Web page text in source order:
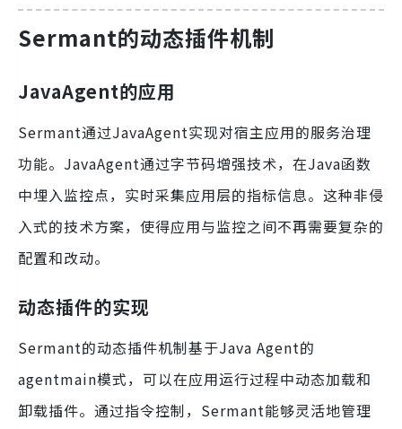
Sermant的动态插件机制
JavaAgent的应用
Sermant通过JavaAgent实现对宿主应用的服务治理
功能。JavaAgent通过字节码增强技术，在Java函数
中埋入监控点，实时采集应用层的指标信息。这种非侵
入式的技术方案，使得应用与监控之间不再需要复杂的
配置和改动。
动态插件的实现
Sermant的动态插件机制基于Java Agent的
agentmain模式，可以在应用运行过程中动态加载和
卸载插件。通过指令控制，Sermant能够灵活地管理